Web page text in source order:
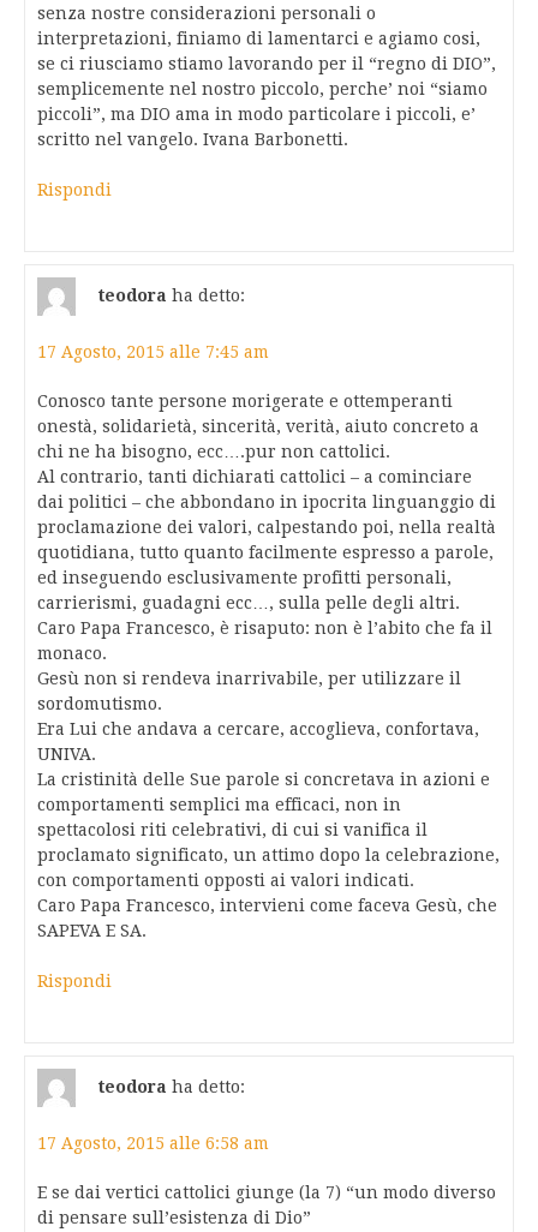
senza nostre considerazioni personali o
interpretazioni, finiamo di lamentarci e agiamo cosi,
se ci riusciamo stiamo lavorando per il “regno di DIO”,
semplicemente nel nostro piccolo, perche’ noi “siamo
piccoli”, ma DIO ama in modo particolare i piccoli, e’
scritto nel vangelo. Ivana Barbonetti.
Rispondi
teodora ha detto:
17 Agosto, 2015 alle 7:45 am
Conosco tante persone morigerate e ottemperanti
onestà, solidarietà, sincerità, verità, aiuto concreto a
chi ne ha bisogno, ecc….pur non cattolici.
Al contrario, tanti dichiarati cattolici – a cominciare
dai politici – che abbondano in ipocrita linguanggio di
proclamazione dei valori, calpestando poi, nella realtà
quotidiana, tutto quanto facilmente espresso a parole,
ed inseguendo esclusivamente profitti personali,
carrierismi, guadagni ecc…, sulla pelle degli altri.
Caro Papa Francesco, è risaputo: non è l’abito che fa il
monaco.
Gesù non si rendeva inarrivabile, per utilizzare il
sordomutismo.
Era Lui che andava a cercare, accoglieva, confortava,
UNIVA.
La cristinità delle Sue parole si concretava in azioni e
comportamenti semplici ma efficaci, non in
spettacolosi riti celebrativi, di cui si vanifica il
proclamato significato, un attimo dopo la celebrazione,
con comportamenti opposti ai valori indicati.
Caro Papa Francesco, intervieni come faceva Gesù, che
SAPEVA E SA.
Rispondi
teodora ha detto:
17 Agosto, 2015 alle 6:58 am
E se dai vertici cattolici giunge (la 7) “un modo diverso
di pensare sull’esistenza di Dio”